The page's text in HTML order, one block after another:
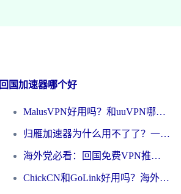
回国加速器哪个好
MalusVPN好用吗？和uuVPN哪个好？海外党无缝访问国内资源的真实对比与选择指南
归雁加速器为什么用不了了？一位海外游子的真实困惑与技术解答
海外党必看：回国免费VPN推荐？别踩坑！教你选对加速器无缝刷国内资源
ChickCN和GoLink好用吗？海外党如何选对回国加速器